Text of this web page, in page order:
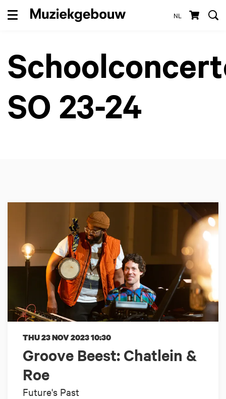
NL
Menu
SO 23-24
Groove Beest: Chatlein &
Roe
Future's Past
THU 23 NOV 202310:30